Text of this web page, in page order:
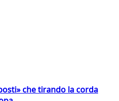
che tirando la corda